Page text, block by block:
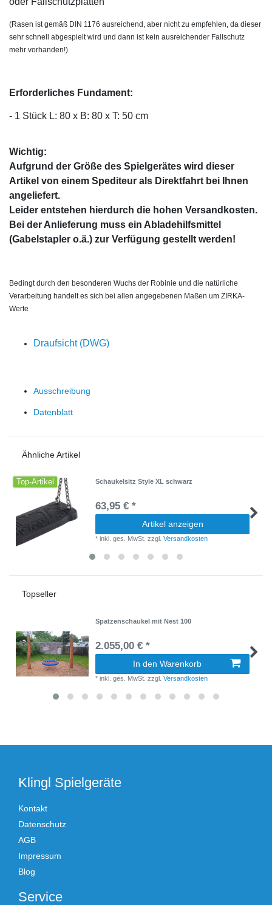
(Rasen ist gemäß DIN 1176 ausreichend, aber nicht zu empfehlen, da dieser
sehr schnell abgespielt wird und dann ist kein ausreichender Fallschutz
mehr vorhanden!)
Erforderliches Fundament:
- 1 Stück L: 80 x B: 80 x T: 50 cm
Wichtig:
Aufgrund der Größe des Spielgerätes wird dieser
Artikel von einem Spediteur als Direktfahrt bei Ihnen
angeliefert.
Leider entstehen hierdurch die hohen Versandkosten.
Bei der Anlieferung muss ein Abladehilfsmittel
(Gabelstapler o.ä.) zur Verfügung gestellt werden!
Bedingt durch den besonderen Wuchs der Robinie und die natürliche
Verarbeitung handelt es sich bei allen angegebenen Maßen um ZIRKA-
Werte
Draufsicht (DWG)
Ausschreibung
Datenblatt
Ähnliche Artikel
Top-Artikel Schaukelsitz Style XL schwarz
63,95 € *
Artikel anzeigen
*inkl. ges. MwSt. zzgl.Versandkosten
Topseller
Spatzenschaukel mit Nest 100
2.055,00 € *
In den Warenkorb
*inkl. ges. MwSt. zzgl.Versandkosten
Klingl Spielgeräte
Kontakt
Datenschutz
AGB
Impressum
Blog
Service